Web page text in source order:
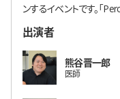
ンするイベントです。「
身体」の一環として開催し
出演者
熊谷晋一郎
医師